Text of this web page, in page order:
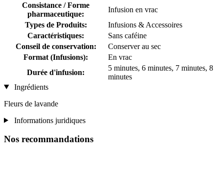
Consistance / Forme
pharmaceutique:
Infusion en vrac
Types de Produits:
Infusions & Accessoires
Caractéristiques:
Sans caféine
Conseil de conservation:
Conserver au sec
Format (Infusions):
En vrac
Durée d'infusion:
5 minutes, 6 minutes, 7 minutes, 8
minutes
Ingrédients
Fleurs de lavande
Informations juridiques
Nos recommandations